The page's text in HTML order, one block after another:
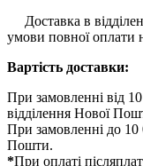
Доставка в
умови повної оплати
Вартість доставки:
При замовленні від
відділення Нової
При замовленні до
Пошти.
*При оплаті